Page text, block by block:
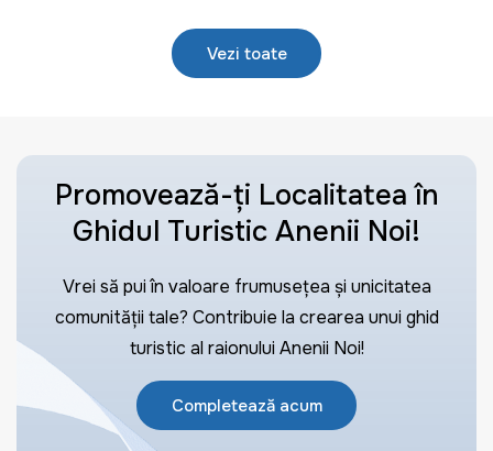
Vezi toate
Promovează-ți Localitatea în
Ghidul Turistic Anenii Noi!
Vrei să pui în valoare frumusețea și unicitatea
comunității tale? Contribuie la crearea unui ghid
turistic al raionului Anenii Noi!
Completează acum